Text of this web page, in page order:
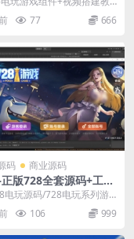
玩H5版本（请不要拿之前
版本来...
77 666
码 商业源码
版728全套源码+工具
译视频教程
电玩源码/728电玩系列游
源代码非组件+视频教程
。 ... 106 999